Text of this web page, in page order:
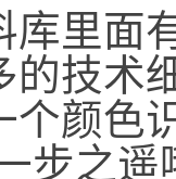
库里面
的技术
个颜色
步之